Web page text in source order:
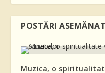
POSTĂRI
Muzica, o